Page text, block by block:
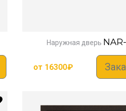
Наружная дверь
от 16300₽